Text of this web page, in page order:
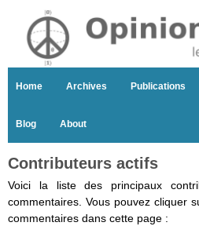
Home Archives Publications
Blog About
Contributeurs actifs
Voici la liste des principaux
commentaires. Vous pouvez cliquer
commentaires dans cette page :